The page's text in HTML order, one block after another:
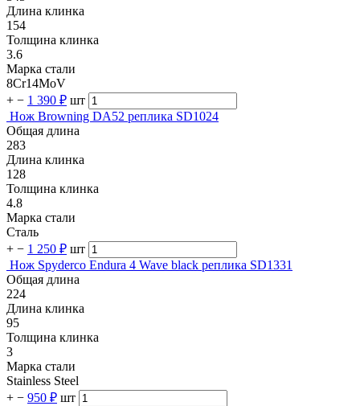
Длина клинка
154
Толщина клинка
3.6
Марка стали
8Cr14MoV
+ − 1 390 ₽ шт
Нож Browning DA52 реплика SD1024
Общая длина
283
Длина клинка
128
Толщина клинка
4.8
Марка стали
Сталь
+ − 1 250 ₽ шт
Нож Spyderco Endura 4 Wave black реплика SD1331
Общая длина
224
Длина клинка
95
Толщина клинка
3
Марка стали
Stainless Steel
+ − 950 ₽ шт